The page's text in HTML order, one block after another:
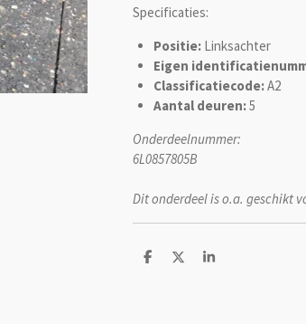
Specificaties:
Positie: Linksachter
Eigen
Classificatiecode:A2
Aantal deuren:5
Onderdeelnummer:
6L0857805B
Dit onderdeel is o.a. geschikt
D
D
S